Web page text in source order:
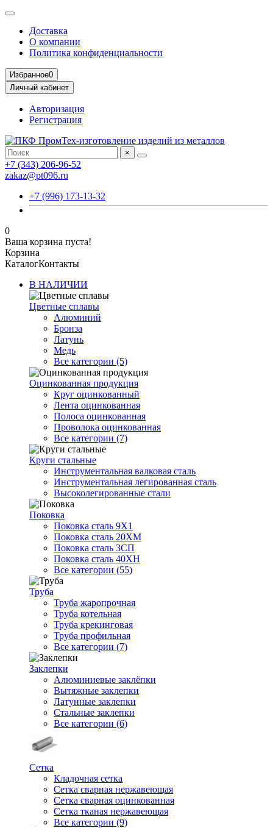
Доставка
О компании
Политика конфиденциальности
Избранное0
Личный кабинет
Авторизация
Регистрация
×
+7 (343) 206-96-52
zakaz@pt096.ru
+7 (996) 173-13-32
0
Ваша корзина пуста!
Корзина
КаталогКонтакты
В НАЛИЧИИ
Цветные сплавы
Алюминий
Бронза
Латунь
Медь
Все категории (5)
Оцинкованная продукция
Круг оцинкованный
Лента оцинкованная
Полоса оцинкованная
Проволока оцинкованная
Все категории (7)
Круги стальные
Инструментальная валковая сталь
Инструментальная легированная сталь
Высоколегированные стали
Поковка
Поковка сталь 9Х1
Поковка сталь 20ХМ
Поковка сталь 3СП
Поковка сталь 40ХН
Все категории (55)
Труба
Труба жаропрочная
Труба котельная
Труба крекинговая
Труба профильная
Все категории (7)
Заклепки
Алюминиевые заклёпки
Вытяжные заклепки
Латунные заклепки
Стальные заклепки
Все категории (6)
Сетка
Кладочная сетка
Сетка сварная нержавеющая
Сетка сварная оцинкованная
Сетка тканая нержавеющая
Все категории (9)